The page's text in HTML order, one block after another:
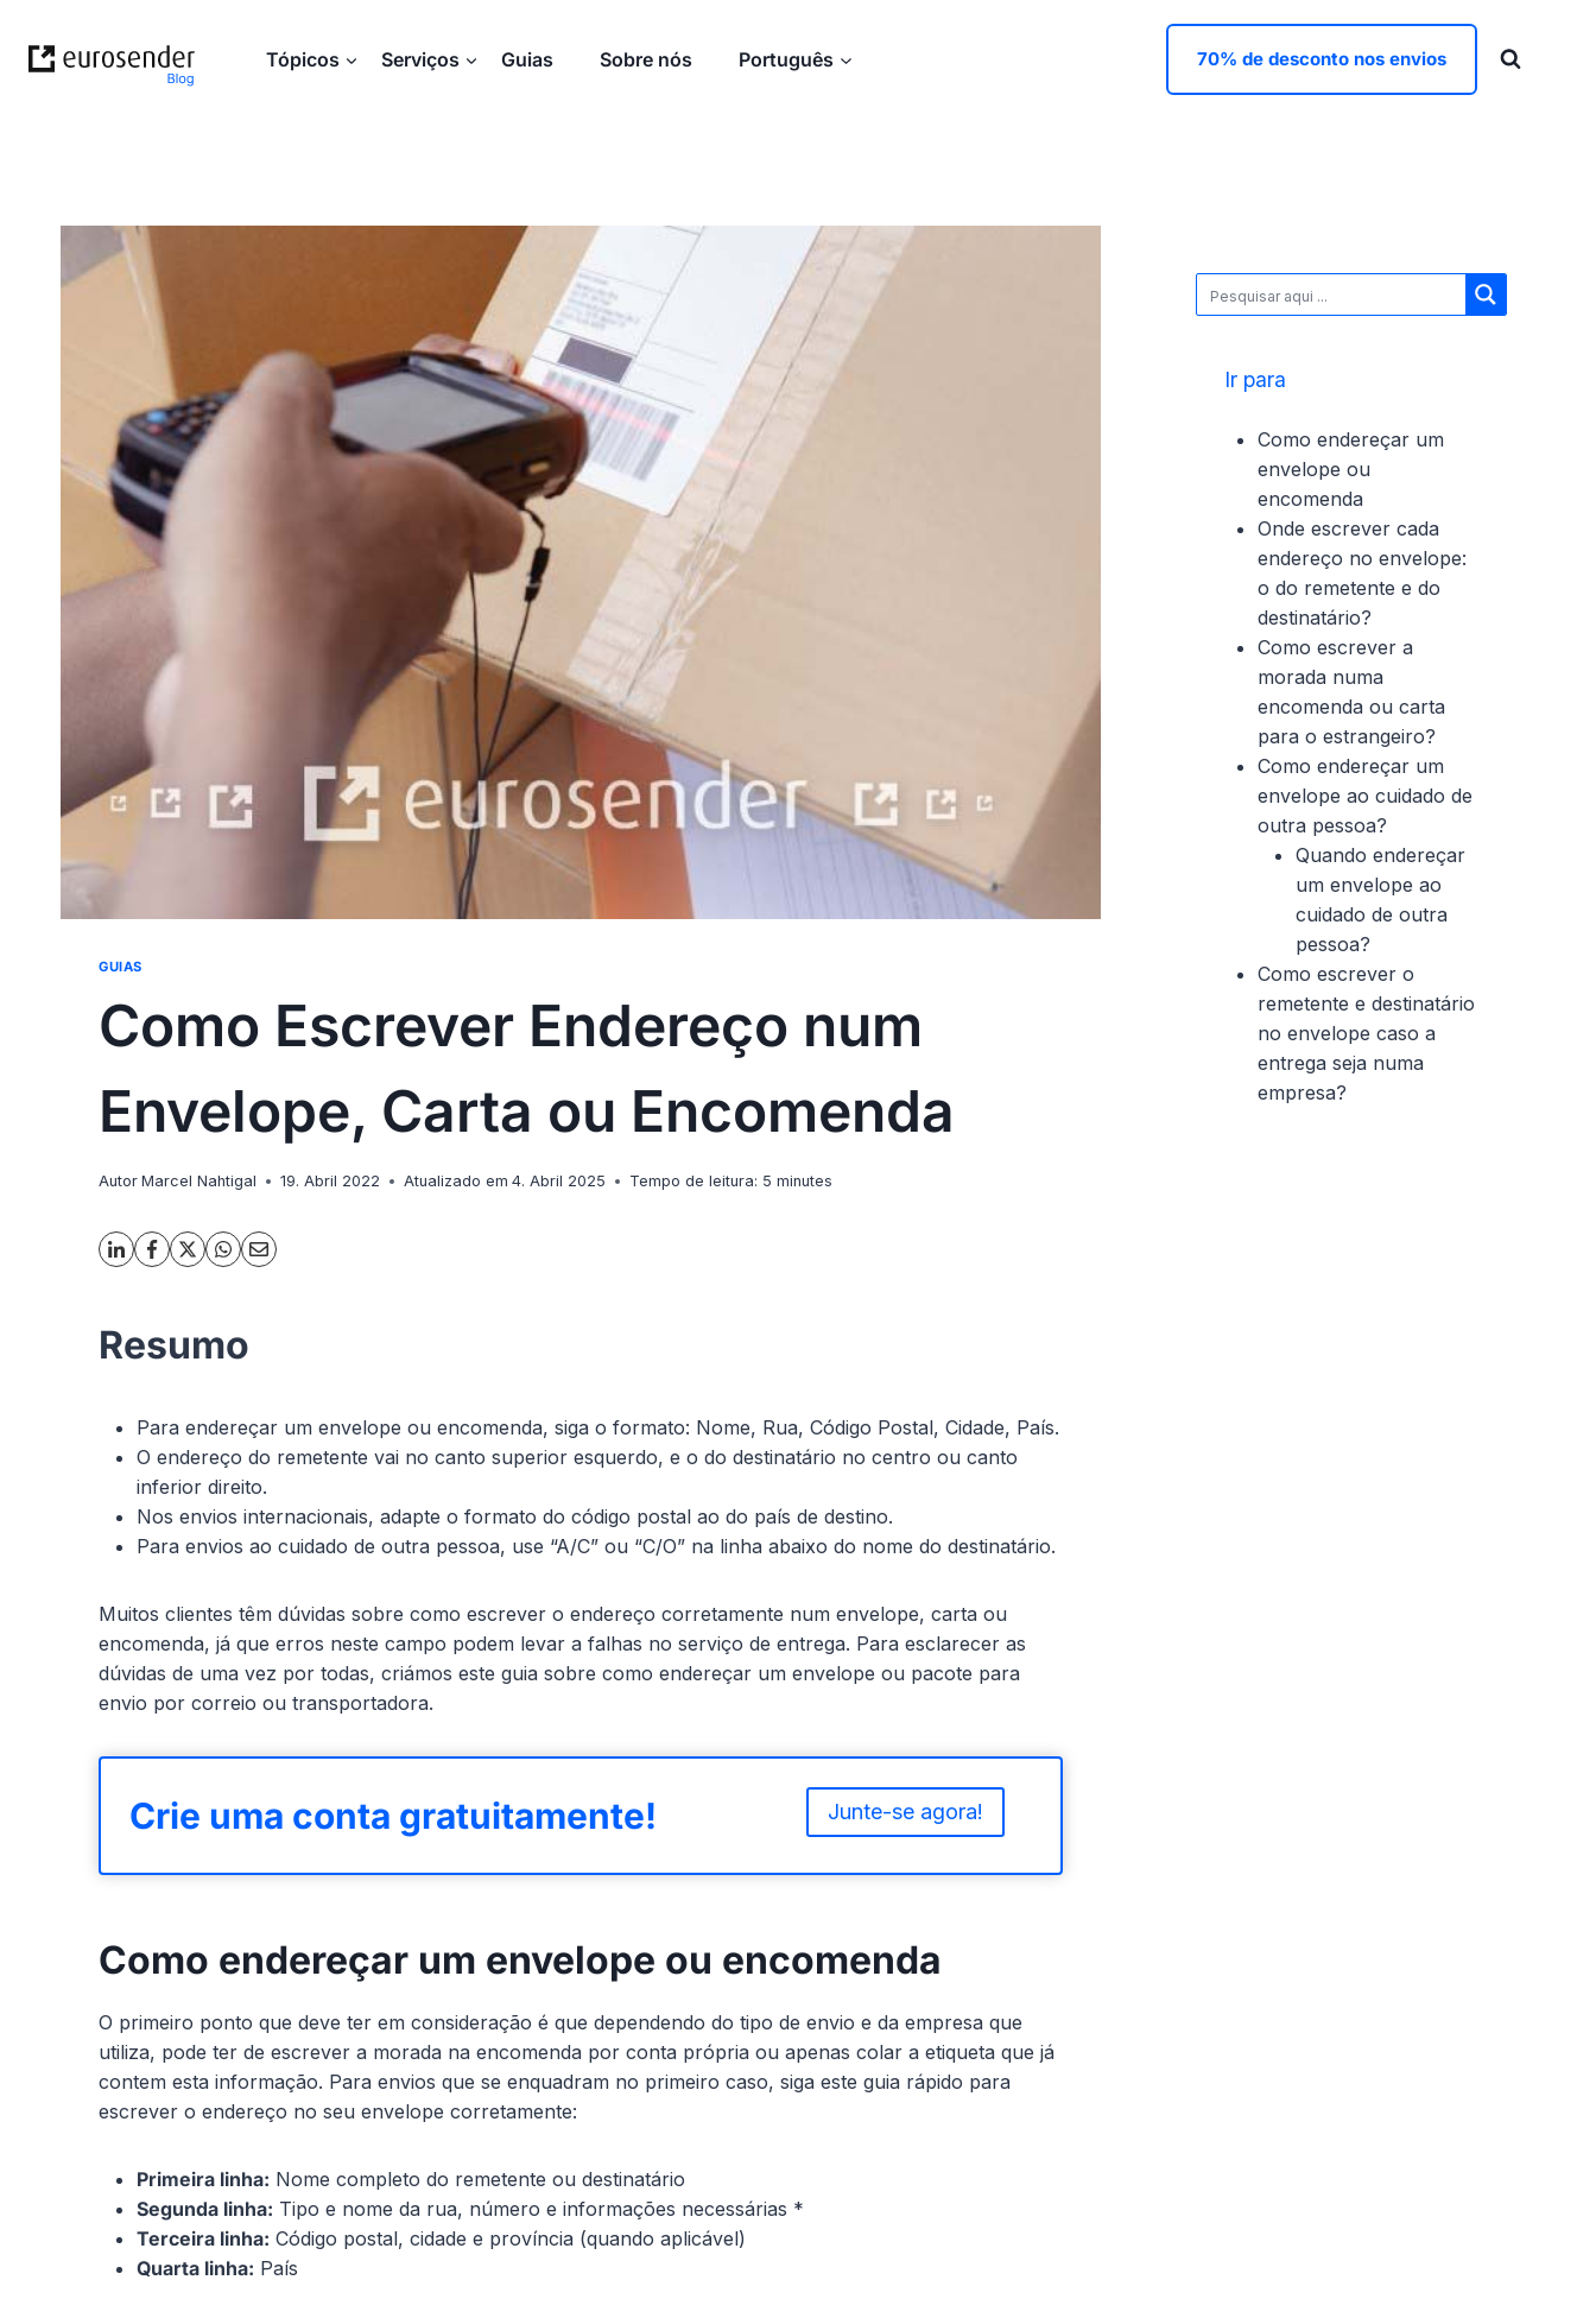
content
Tópicos Serviços Guias Sobre nós Português 70% de desconto nos envios
GUIAS
Como Escrever Endereço num
Envelope, Carta ou Encomenda
Autor Marcel Nahtigal 19. Abril 2022 Atualizado em 4. Abril 2025 Tempo de leitura: 5minutes
Resumo
Para endereçar um envelope ou encomenda, siga o formato: Nome, Rua, Código Postal, Cidade, País.
O endereço do remetente vai no canto superior esquerdo, e o do destinatário no centro ou canto
inferior direito.
Nos envios internacionais, adapte o formato do código postal ao do país de destino.
Para envios ao cuidado de outra pessoa, use “A/C” ou “C/O” na linha abaixo do nome do destinatário.
Muitos clientes têm dúvidas sobre como escrever o endereço corretamente num envelope, carta ou
encomenda, já que erros neste campo podem levar a falhas no serviço de entrega. Para esclarecer as
dúvidas de uma vez por todas, criámos este guia sobre como endereçar um envelope ou pacote para
envio por correio ou transportadora.
Crie uma conta gratuitamente! Junte-se agora!
Como endereçar um envelope ou encomenda
O primeiro ponto que deve ter em consideração é que dependendo do tipo de envio e da empresa que
utiliza, pode ter de escrever a morada na encomenda por conta própria ou apenas colar a etiqueta que já
contem esta informação. Para envios que se enquadram no primeiro caso, siga este guia rápido para
escrever o endereço no seu envelope corretamente:
Primeira linha: Nome completo do remetente ou destinatário
Segunda linha: Tipo e nome da rua, número e informações necessárias *
Terceira linha: Código postal, cidade e província (quando aplicável)
Quarta linha: País
Ir para
Como endereçar um
envelope ou
encomenda
Onde escrever cada
endereço no envelope:
o do remetente e do
destinatário?
Como escrever a
morada numa
encomenda ou carta
para o estrangeiro?
Como endereçar um
envelope ao cuidado de
outra pessoa?
Quando endereçar
um envelope ao
cuidado de outra
pessoa?
Como escrever o
remetente e destinatário
no envelope caso a
entrega seja numa
empresa?